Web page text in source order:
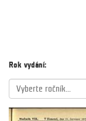
Rok vydání:
Vyberte ročník...